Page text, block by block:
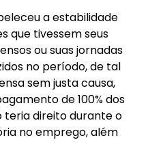
a estabilidade
que tivessem seus
ou suas jornadas
no período, de tal
sem justa causa,
de 100% dos
teria direito durante o
no emprego, além